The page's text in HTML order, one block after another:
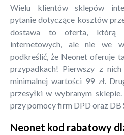
Wielu klientów sklepów
pytanie dotyczące kosztów
dostawa to oferta, którą
internetowych, ale nie we
podkreślić, że Neonet oferuje
przypadkach! Pierwszy z
minimalnej wartości 99 zł.
przesyłki w wybranym
przy pomocy firm DPD oraz DB
Neonet kod rabatowy